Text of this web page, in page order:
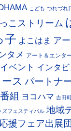
こども つれづれ
こストリーム
子 よこはま ア
タメ アート＆エンタ
イベント インタ
ス パートナ
組 ヨコハマ 吉田
ズフェスティバル 地域
援フェア出展